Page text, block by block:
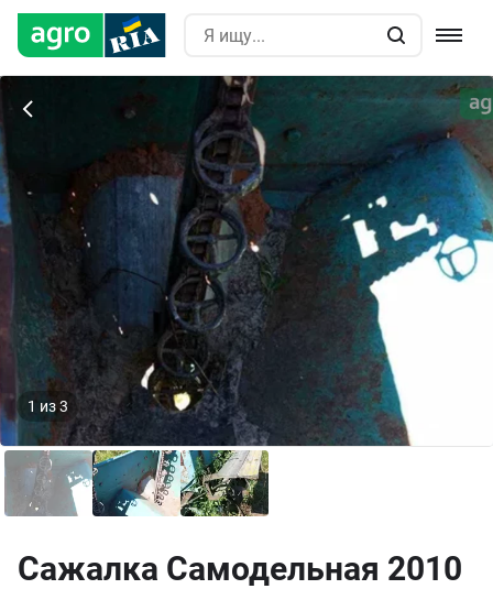
1 из3
Сажалка Самодельная 2010